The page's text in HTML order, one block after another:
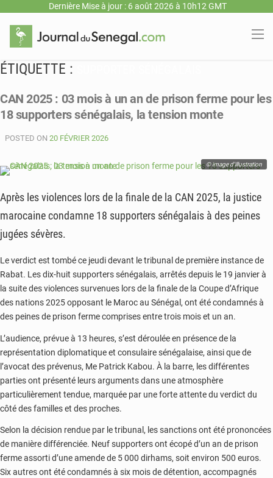
Dernière Mise à jour : 6 août 2026 à 10h12 GMT
ÉTIQUETTE :
CAN 2025 : 03 mois à un an de prison ferme pour les
18 supporters sénégalais, la tension monte
POSTED ON 20 FÉVRIER 2026
© image d'illustration
Après les violences lors de la finale de la CAN 2025, la justice
marocaine condamne 18 supporters sénégalais à des peines
jugées sévères.
Le verdict est tombé ce jeudi devant le tribunal de première instance de
Rabat. Les dix-huit supporters sénégalais, arrêtés depuis le 19 janvier à
la suite des violences survenues lors de la finale de la Coupe d’Afrique
des nations 2025 opposant le Maroc au Sénégal, ont été condamnés à
des peines de prison ferme comprises entre trois mois et un an.
L’audience, prévue à 13 heures, s’est déroulée en présence de la
représentation diplomatique et consulaire sénégalaise, ainsi que de
l’avocat des prévenus, Me Patrick Kabou. À la barre, les différentes
parties ont présenté leurs arguments dans une atmosphère
particulièrement tendue, marquée par une forte attente du verdict du
côté des familles et des proches.
Selon la décision rendue par le tribunal, les sanctions ont été prononcées
de manière différenciée. Neuf supporters ont écopé d’un an de prison
ferme assorti d’une amende de 5 000 dirhams, soit environ 500 euros.
Six autres ont été condamnés à six mois de détention, accompagnés